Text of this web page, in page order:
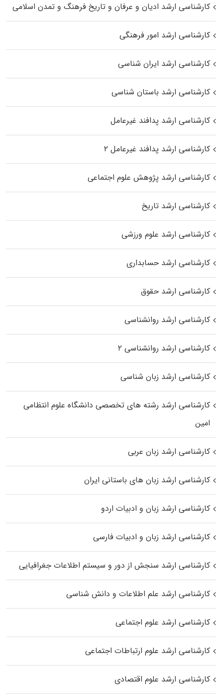
کارشناسی ارشد ادیان و عرفان و تاریخ فرهنگ و تمدن اسلامی
کارشناسی ارشد امور فرهنگی
کارشناسی ارشد ایران شناسی
کارشناسی ارشد باستان شناسی
کارشناسی ارشد پدافند غیرعامل
کارشناسی ارشد پدافند غیرعامل ۲
کارشناسی ارشد پژوهش علوم اجتماعی
کارشناسی ارشد تاریخ
کارشناسی ارشد علوم ورزشی
کارشناسی ارشد حسابداری
کارشناسی ارشد حقوق
کارشناسی ارشد روانشناسی
کارشناسی ارشد روانشناسی ۲
کارشناسی ارشد زبان شناسی
کارشناسی ارشد رﺷﺘﻪ ﻫﺎی تخصصی داﻧﺸﮕﺎه ﻋﻠﻮم انتظامی
اﻣﻴﻦ
کارشناسی ارشد زبان عربی
کارشناسی ارشد زبان‌ های باستانی ایران
کارشناسی ارشد زبان و ادبیات اردو
کارشناسی ارشد زبان و ادبیات فارسی
کارشناسی ارشد سنجش از دور و سیستم اطلاعات جغرافیایی
کارشناسی ارشد علم اطلاعات و دانش شناسی
کارشناسی ارشد علوم اجتماعی
کارشناسی ارشد علوم ارتباطات اجتماعی
کارشناسی ارشد علوم اقتصادی